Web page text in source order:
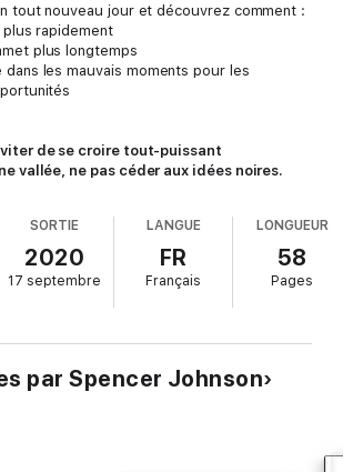
tout nouveau jour et découvrez comment :
rapidement
plus longtemps
dans les mauvais moments pour les
de se croire tout-puissant
vallée, ne pas céder aux idées noires.
SORTIE
2020
17 septembre
LANGUE
FR
Français
LONGUEUR
58
Pages
par Spencer Johnson